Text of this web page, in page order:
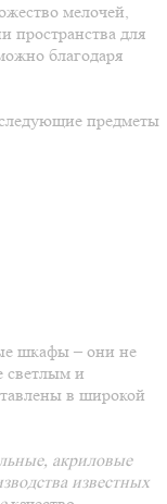
мелочей,
пространства для
благодаря
предметы
шкафы – они не
светлым и
в широкой
акриловые
известных